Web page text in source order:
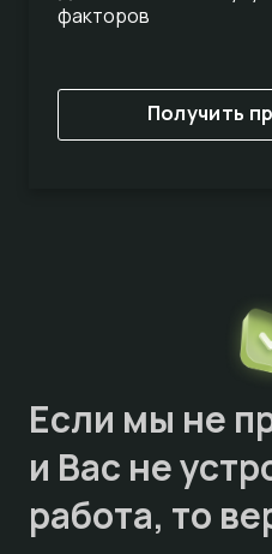
факторов
Получить
Если мы не
и Вас не
работа, то